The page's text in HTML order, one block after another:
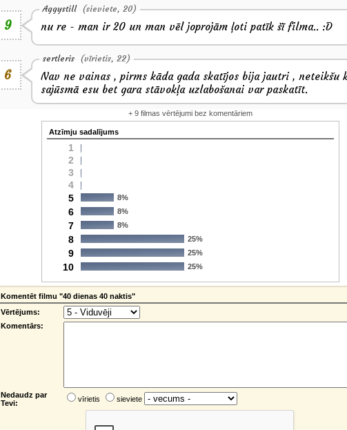
9
Aggystill (sieviete, 20)
nu re - man ir 20 un man vēl joprojām ļoti patīk šī filma.. :D
6
sertleris (vīrietis, 22)
Nav ne vainas , pirms kāda gada skatījos bija jautri , neteikšu
sajūsmā esu bet gara stāvokļa uzlabošanai var paskatīt.
+ 9 filmas vērtējumi bez komentāriem
Atzīmju sadalījums
1
2
3
4
5
8%
6 8%
7 8%
8 25%
9 25%
10 25%
Komentēt filmu "40 dienas 40 naktis"
Vērtējums:
Komentārs:
Nedaudz par
Tevi:
vīrietis sieviete